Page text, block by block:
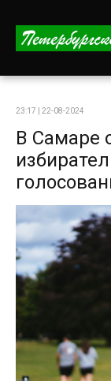
23:17 | 22-08-2024
В Самаре